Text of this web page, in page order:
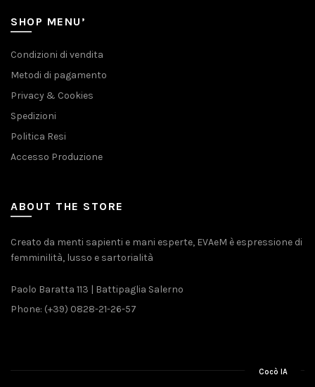
SHOP MENU’
Condizioni di vendita
Metodi di pagamento
Privacy & Cookies
Spedizioni
Politica Resi
Accesso Produzione
ABOUT THE STORE
Creato da menti sapienti e mani esperte, EVAeM è espressione di
femminilità, lusso e sartorialità
Paolo Baratta 113 | Battipaglia Salerno
Phone: (+39) 0828-21-26-57
Cocò IA